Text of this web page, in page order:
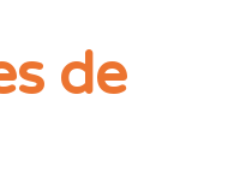
de